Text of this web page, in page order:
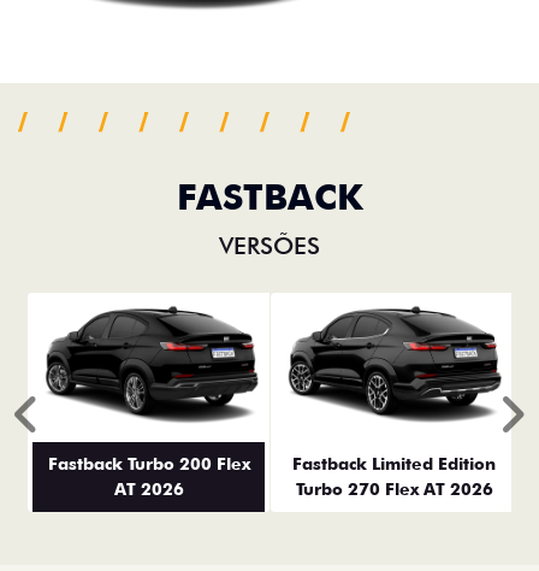
FASTBACK
VERSÕES
Fastback Turbo 200 Flex
AT 2026
Fastback Limited Edition
Turbo 270 Flex AT 2026
Anterior